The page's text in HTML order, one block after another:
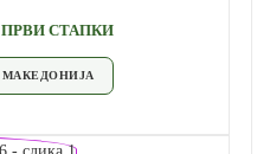
ПРВИ СТАПКИ